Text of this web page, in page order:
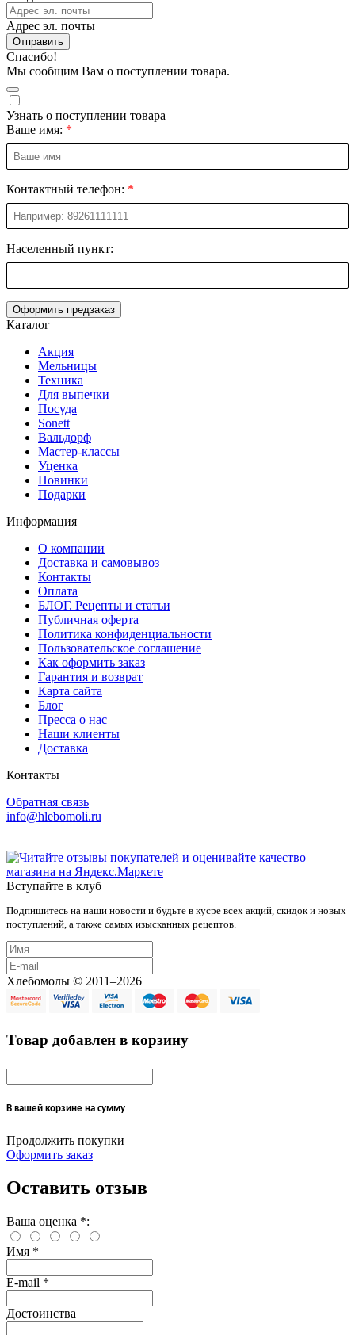
Адрес эл. почты
Отправить
Спасибо!
Мы сообщим Вам о поступлении товара.
Узнать о поступлении товара
Ваше имя:
Контактный телефон:
Населенный пункт:
Оформить предзаказ
Каталог
Акция
Мельницы
Техника
Для выпечки
Посуда
Sonett
Вальдорф
Мастер-классы
Уценка
Новинки
Подарки
Информация
О компании
Доставка и самовывоз
Контакты
Оплата
БЛОГ. Рецепты и статьи
Публичная оферта
Политика конфиденциальности
Пользовательское соглашение
Как оформить заказ
Гарантия и возврат
Карта сайта
Блог
Пресса о нас
Наши клиенты
Доставка
Контакты
Обратная связь
info@hlebomoli.ru
Вступайте в клуб
Подпишитесь на наши новости и будьте в кусре всех акций, скидок и новых
поступлений, а также самых изысканных рецептов.
Хлебомолы © 2011–2026
Товар добавлен в корзину
В вашей корзине на сумму
Продолжить покупки
Оформить заказ
Оставить отзыв
Ваша оценка *:
Имя *
E-mail *
Достоинства